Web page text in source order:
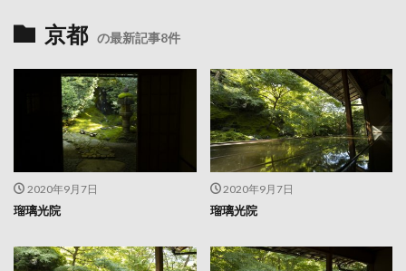
京都 の最新記事8件
2020年9月7日
瑠璃光院
2020年9月7日
瑠璃光院